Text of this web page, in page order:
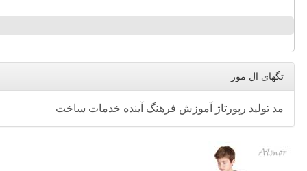
تگهای ال مور
مد تولید رپورتاژ آموزش فرهنگ آینده خدمات ساخت